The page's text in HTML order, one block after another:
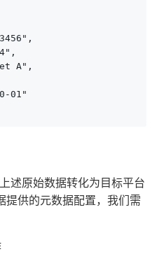
A",
01"
述原始数据转化为目标平台
供的元数据配置，我们需